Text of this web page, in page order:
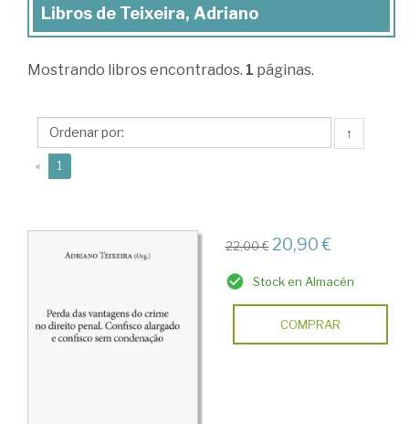
Libros
Teixeira,
Libros de Teixeira, Adriano
Mostrando libros encontrados. 1 páginas.
↑
« 1
22,00 € 20,90 €
Stock en Almacén
COMPRAR